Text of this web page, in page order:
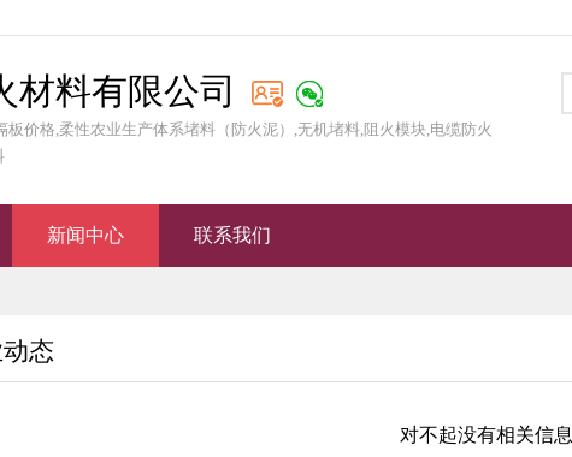
材料有限公司
板价格,柔性农业生产体系堵料（防火泥）,无机堵料,阻火模块,电缆防火
新闻中心 联系我们
态
对不起没有相关信息